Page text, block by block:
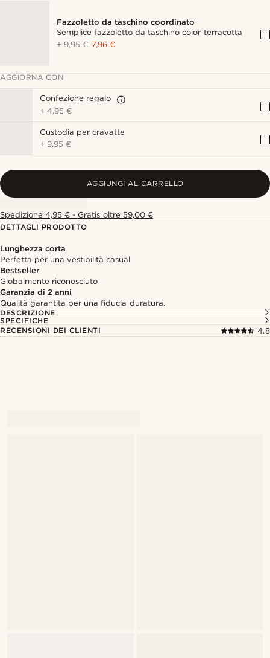
Fazzoletto da taschino coordinato
Semplice fazzoletto da taschino color terracotta
+9,95 € 7,96 €
AGGIORNA CON
Confezione regalo
+4,95 €
Custodia per cravatte
+ 9,95 €
AGGIUNGI AL CARRELLO
Spedizione 4,95 € - Gratis oltre 59,00 €
DETTAGLI PRODOTTO
Lunghezza corta
Perfetta per una vestibilità casual
Bestseller
Globalmente riconosciuto
Garanzia di 2 anni
Qualità garantita per una fiducia duratura.
DESCRIZIONE
SPECIFICHE
RECENSIONI DEI CLIENTI
4.8